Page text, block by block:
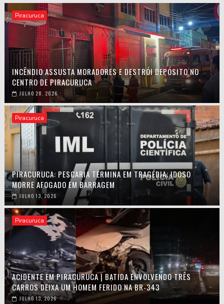
Piracuruca
INCÊNDIO ASSUSTA MORADORES E DESTRÓI DEPÓSITO NO
CENTRO DE PIRACURUCA
JULHO 28, 2026
Piracuruca
PIRACURUCA: PESCARIA TERMINA EM TRAGÉDIA; IDOSO
MORRE AFOGADO EM BARRAGEM
JULHO 13, 2026
Piracuruca
ACIDENTE EM PIRACURUCA | BATIDA ENVOLVENDO TRÊS
CARROS DEIXA UM HOMEM FERIDO NA BR-343
JULHO 13, 2026